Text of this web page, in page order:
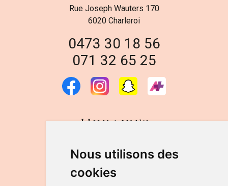
Nous utilisons des
cookies
Rue Joseph Wauters 170
6020 Charleroi
0473 30 18 56
071 32 65 25
Horaires
DU LUNDI AU VENDREDI
de 9h à 12h30 et de 14h à 18h
LE SAMEDI